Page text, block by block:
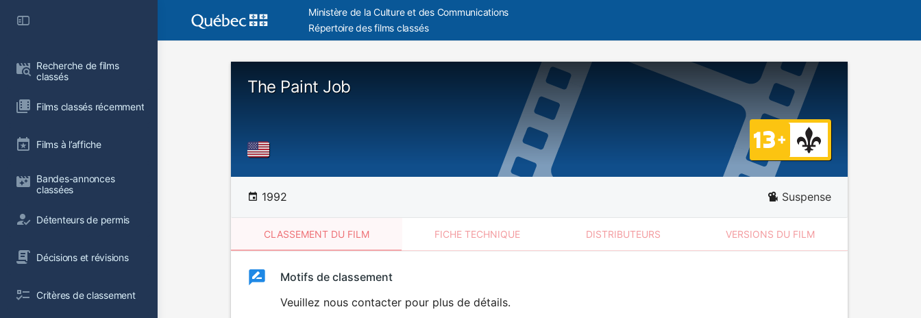
Recherche de films
classés
Films classés récemment
Films à l’affiche
Bandes-annonces
classées
Détenteurs de permis
Décisions et révisions
Critères de classement
Ministère de la Culture et des Communications
Répertoire des films classés
The Paint Job
1992 Suspense
CLASSEMENT DU FILM FICHE TECHNIQUE DISTRIBUTEURS VERSIONS DU FILM
ClassementClassement
Motifs de classement
Veuillez nous contacter pour plus de détails.